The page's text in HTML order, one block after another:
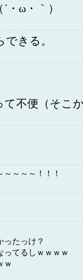
・ω・｀）
きる。
て不便（そこ
～～～！！！
ったっけ？
ってるしｗｗｗｗ
ｗ